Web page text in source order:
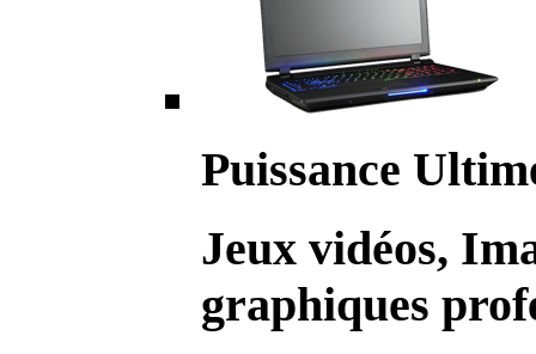
Puissance
Jeux vidéos,
graphiques